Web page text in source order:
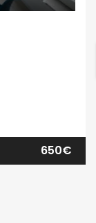
650€